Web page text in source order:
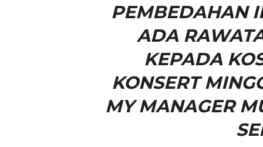
PEMBEDAHAN
ADA
KEPADA
KONSERT
MY MANAGER